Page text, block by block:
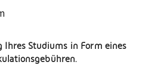
Ihres Studiums in Form eines